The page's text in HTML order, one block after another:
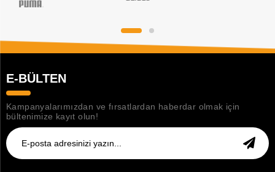
E-BÜLTEN
Kampanyalarımızdan ve fırsatlardan haberdar olmak için
bültenimize kayıt olun!